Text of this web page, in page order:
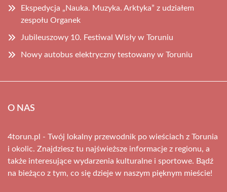
Ekspedycja „Nauka. Muzyka. Arktyka” z udziałem
zespołu Organek
Jubileuszowy 10. Festiwal Wisły w Toruniu
Nowy autobus elektryczny testowany w Toruniu
O NAS
4torun.pl - Twój lokalny przewodnik po wieściach z Torunia
i okolic. Znajdziesz tu najświeższe informacje z regionu, a
także interesujące wydarzenia kulturalne i sportowe. Bądź
na bieżąco z tym, co się dzieje w naszym pięknym mieście!